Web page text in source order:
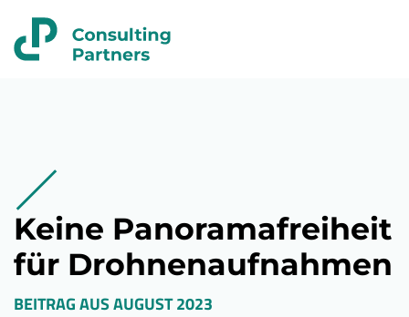
Keine Panoramafreiheit
für Drohnenaufnahmen
BEITRAG AUSAUGUST 2023